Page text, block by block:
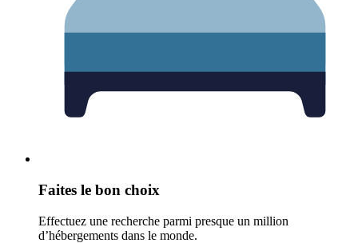
Faites le bon choix
Effectuez une recherche parmi presque un million
d’hébergements dans le monde.